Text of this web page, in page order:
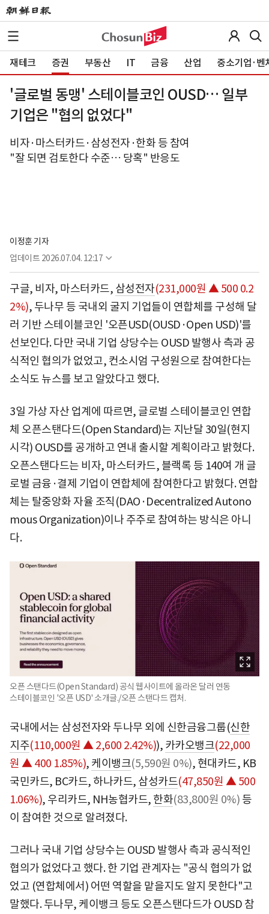
재테크 증권 부동산 IT 금융 산업 중소기업·벤
'글로벌 동맹' 스테이블코인 OUSD… 일부
기업은 "협의 없었다"
비자·마스터카드·삼성전자·한화 등 참여
"잘 되면 검토한다 수준… 당혹" 반응도
이정훈 기자
업데이트 2026.07.04. 12:17
구글, 비자, 마스터카드, 삼성전자(231,000원 ▲ 500 0.2
2%), 두나무 등 국내외 굴지 기업들이 연합체를 구성해 달
러 기반 스테이블코인 '오픈USD(OUSD·Open USD)'를
선보인다. 다만 국내 기업 상당수는 OUSD 발행사 측과 공
식적인 협의가 없었고, 컨소시엄 구성원으로 참여한다는
소식도 뉴스를 보고 알았다고 했다.
3일 가상 자산 업계에 따르면, 글로벌 스테이블코인 연합
체 오픈스탠다드(Open Standard)는 지난달 30일(현지
시각) OUSD를 공개하고 연내 출시할 계획이라고 밝혔다.
오픈스탠다드는 비자, 마스터카드, 블랙록 등 140여 개 글
로벌 금융·결제 기업이 연합체에 참여한다고 밝혔다. 연합
체는 탈중앙화 자율 조직(DAO·Decentralized Autono
mous Organization)이나 주주로 참여하는 방식은 아니
다.
오픈 스탠다드(Open Standard) 공식 웹사이트에 올라온 달러 연동
스테이블코인 '오픈 USD' 소개글./오픈 스탠다드 캡처.
국내에서는 삼성전자와 두나무 외에 신한금융그룹(신한
지주(110,000원 ▲ 2,600 2.42%)), 카카오뱅크(22,000
원 ▲ 400 1.85%), 케이뱅크(5,590원 0%), 현대카드, KB
국민카드, BC카드, 하나카드, 삼성카드(47,850원 ▲ 500
1.06%), 우리카드, NH농협카드, 한화(83,800원 0%) 등
이 참여한 것으로 알려졌다.
그러나 국내 기업 상당수는 OUSD 발행사 측과 공식적인
협의가 없었다고 했다. 한 기업 관계자는 "공식 협의가 없
었고 (연합체에서) 어떤 역할을 맡을지도 알지 못한다"고
말했다. 두나무, 케이뱅크 등도 오픈스탠다드가 OUSD 참